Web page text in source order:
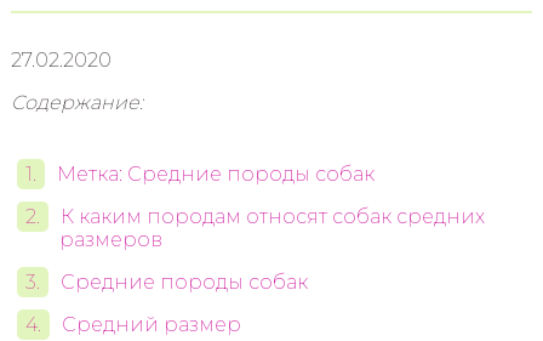
27.02.2020
Содержание:
Метка: Средние породы собак
К каким породам относят собак средних
размеров
Средние породы собак
Средний размер